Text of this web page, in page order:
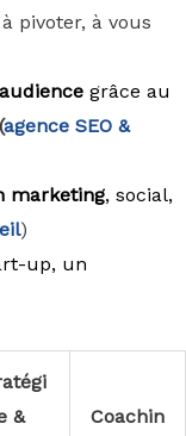
pivoter, à vous
grâce au
(agence SEO &
marketing, social,
)
up, un
&
Coachin